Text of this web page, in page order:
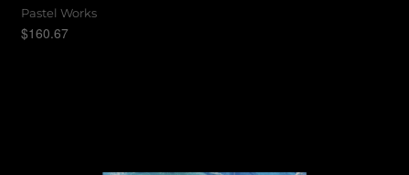
Pastel Works
$160.67